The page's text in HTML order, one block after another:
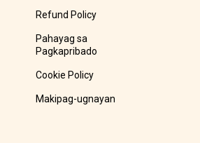
Refund Policy
Pahayag sa
Pagkapribado
Cookie Policy
Makipag-ugnayan